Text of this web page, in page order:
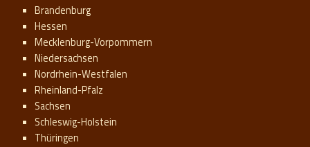
Brandenburg
Hessen
Mecklenburg-Vorpommern
Niedersachsen
Nordrhein-Westfalen
Rheinland-Pfalz
Sachsen
Schleswig-Holstein
Thüringen